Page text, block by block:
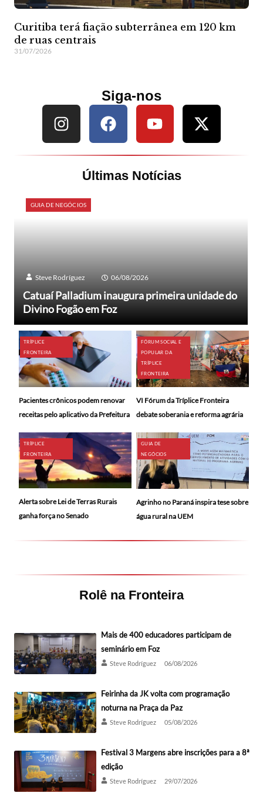
Curitiba terá fiação subterrânea em 120 km
de ruas centrais
31/07/2026
Siga-nos
Últimas Notícias
GUIA DE NEGÓCIOS
Steve Rodríguez 06/08/2026
Catuaí Palladium inaugura primeira unidade do
Divino Fogão em Foz
TRÍPLICE
FRONTEIRA
Pacientes crônicos podem renovar
receitas pelo aplicativo da Prefeitura
FÓRUM SOCIAL E
POPULAR DA
TRÍPLICE
FRONTEIRA
VI Fórum da Tríplice Fronteira
debate soberania e reforma agrária
TRÍPLICE
FRONTEIRA
Alerta sobre Lei de Terras Rurais
ganha força no Senado
GUIA DE
NEGÓCIOS
Agrinho no Paraná inspira tese sobre
água rural na UEM
Rolê na Fronteira
Mais de 400 educadores participam de
seminário em Foz
Steve Rodríguez 06/08/2026
Feirinha da JK volta com programação
noturna na Praça da Paz
Steve Rodríguez 05/08/2026
Festival 3 Margens abre inscrições para a 8ª
edição
Steve Rodríguez 29/07/2026